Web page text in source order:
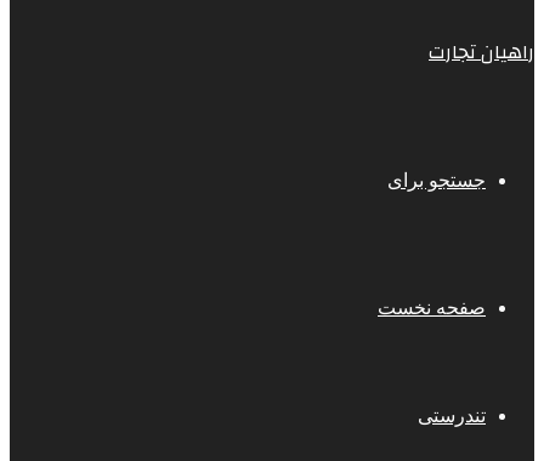
راهیان تجارت
جستجو برای
صفحه نخست
تندرستی